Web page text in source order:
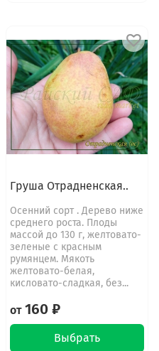
Груша Отрадненская..
Осенний сорт . Дерево ниже
среднего роста. Плоды
массой до 130 г, желтовато-
зеленые с красным
румянцем. Мякоть
желтовато-белая,
кисловато-сладкая, без...
от160 ₽
Выбрать